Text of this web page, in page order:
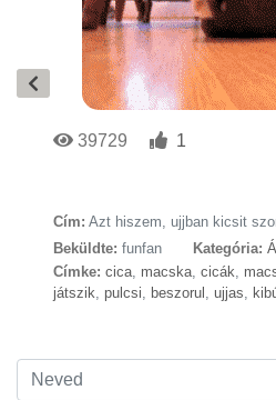
39729
1
Cím: Azt hiszem, ujjban kicsit
Beküldte: funfan Kategória:
Címke: cica, macska, cicák,
játszik, pulcsi, beszorul , ujjas,